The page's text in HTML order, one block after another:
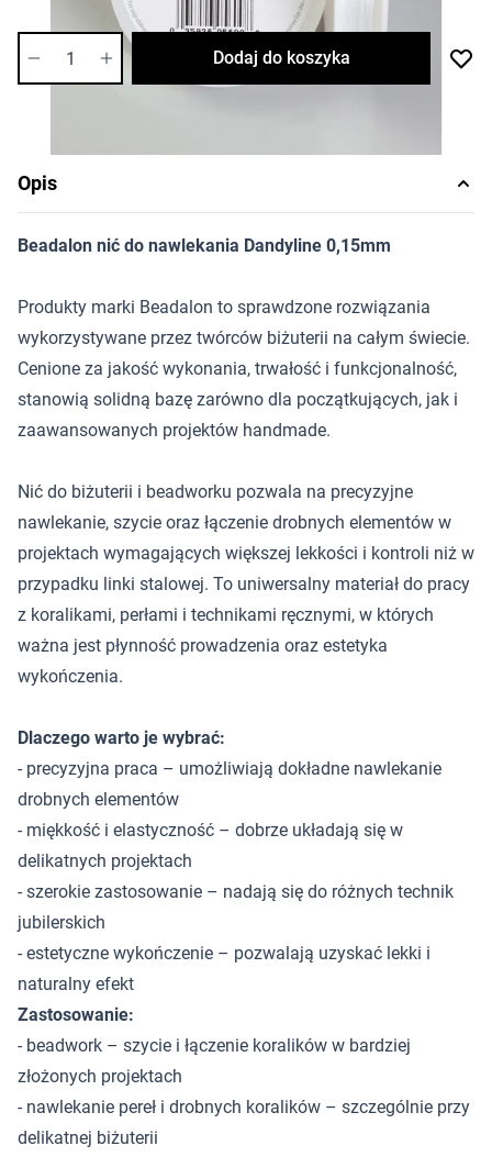
Dodaj do koszyka
Opis
Beadalon nić do nawlekania Dandyline 0,15mm
Produkty marki Beadalon to sprawdzone rozwiązania
wykorzystywane przez twórców biżuterii na całym świecie.
Cenione za jakość wykonania, trwałość i funkcjonalność,
stanowią solidną bazę zarówno dla początkujących, jak i
zaawansowanych projektów handmade.
Nić do biżuterii i beadworku pozwala na precyzyjne
nawlekanie, szycie oraz łączenie drobnych elementów w
projektach wymagających większej lekkości i kontroli niż w
przypadku linki stalowej. To uniwersalny materiał do pracy
z koralikami, perłami i technikami ręcznymi, w których
ważna jest płynność prowadzenia oraz estetyka
wykończenia.
Dlaczego warto je wybrać:
- precyzyjna praca – umożliwiają dokładne nawlekanie
drobnych elementów
- miękkość i elastyczność – dobrze układają się w
delikatnych projektach
- szerokie zastosowanie – nadają się do różnych technik
jubilerskich
- estetyczne wykończenie – pozwalają uzyskać lekki i
naturalny efekt
Zastosowanie:
- beadwork – szycie i łączenie koralików w bardziej
złożonych projektach
- nawlekanie pereł i drobnych koralików – szczególnie przy
delikatnej biżuterii